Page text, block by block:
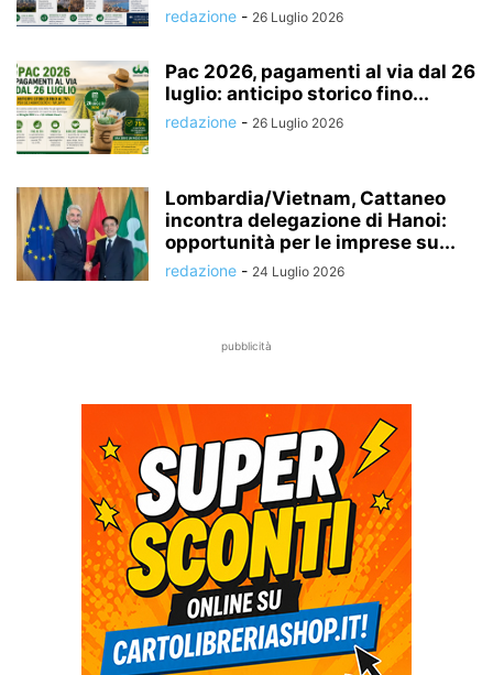
redazione - 26 Luglio 2026
Pac 2026, pagamenti al via dal 26
luglio: anticipo storico fino...
redazione - 26 Luglio 2026
Lombardia/Vietnam, Cattaneo
incontra delegazione di Hanoi:
opportunità per le imprese su...
redazione - 24 Luglio 2026
pubblicità